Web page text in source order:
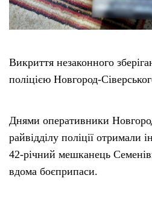
Викриття незаконного
поліцією Новгород-
Днями оперативники
райвідділу поліції
42-річний мешканець
вдома боєприпаси.